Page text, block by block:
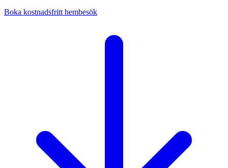
Boka kostnadsfritt hembesök